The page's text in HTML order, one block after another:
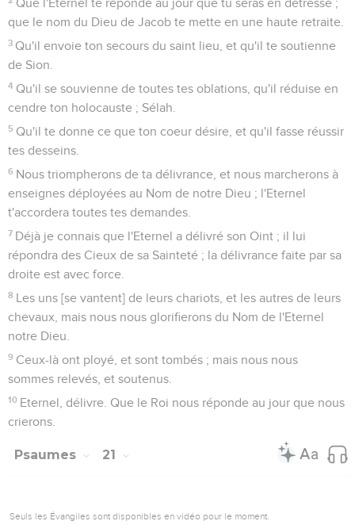
Que l'Eternel te réponde au jour que tu seras en détresse ;
que le nom du Dieu de Jacob te mette en une haute retraite.
3 Qu'il envoie ton secours du saint lieu, et qu'il te soutienne
de Sion.
4 Qu'il se souvienne de toutes tes oblations, qu'il réduise en
cendre ton holocauste ; Sélah.
5 Qu'il te donne ce que ton coeur désire, et qu'il fasse réussir
tes desseins.
6 Nous triompherons de ta délivrance, et nous marcherons à
enseignes déployées au Nom de notre Dieu ; l'Eternel
t'accordera toutes tes demandes.
7 Déjà je connais que l'Eternel a délivré son Oint ; il lui
répondra des Cieux de sa Sainteté ; la délivrance faite par sa
droite est avec force.
8 Les uns [se vantent] de leurs chariots, et les autres de leurs
chevaux, mais nous nous glorifierons du Nom de l'Eternel
notre Dieu.
9 Ceux-là ont ployé, et sont tombés ; mais nous nous
sommes relevés, et soutenus.
10 Eternel, délivre. Que le Roi nous réponde au jour que nous
crierons.
Psaumes 21
Seuls les Évangiles sont disponibles en vidéo pour le moment.